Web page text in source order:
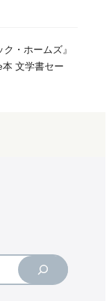
・ホームズ』
本 文学書セー